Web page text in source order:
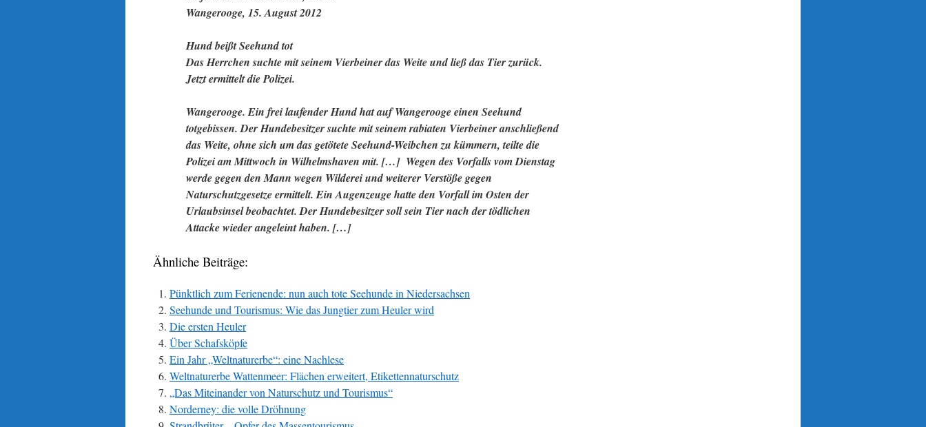
Wangerooge, 15. August 2012
Hund beißt Seehund tot
Das Herrchen suchte mit seinem Vierbeiner das Weite und ließ das Tier zurück.
Jetzt ermittelt die Polizei.
Wangerooge. Ein frei laufender Hund hat auf Wangerooge einen Seehund
totgebissen. Der Hundebesitzer suchte mit seinem rabiaten Vierbeiner anschließend
das Weite, ohne sich um das getötete Seehund-Weibchen zu kümmern, teilte die
Polizei am Mittwoch in Wilhelmshaven mit. […] Wegen des Vorfalls vom Dienstag
werde gegen den Mann wegen Wilderei und weiterer Verstöße gegen
Naturschutzgesetze ermittelt. Ein Augenzeuge hatte den Vorfall im Osten der
Urlaubsinsel beobachtet. Der Hundebesitzer soll sein Tier nach der tödlichen
Attacke wieder angeleint haben. […]
Ähnliche Beiträge:
Pünktlich zum Ferienende: nun auch tote Seehunde in Niedersachsen
Seehunde und Tourismus: Wie das Jungtier zum Heuler wird
Die ersten Heuler
Über Schafsköpfe
Ein Jahr „Weltnaturerbe“: eine Nachlese
Weltnaturerbe Wattenmeer: Flächen erweitert, Etikettennaturschutz
„Das Miteinander von Naturschutz und Tourismus“
Norderney: die volle Dröhnung